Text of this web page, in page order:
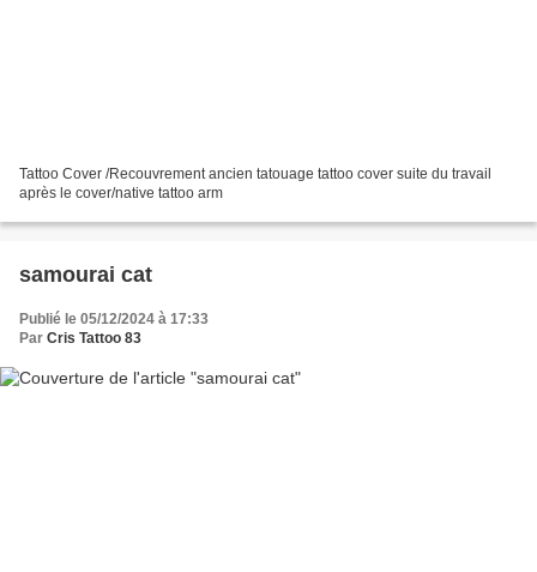
Tattoo Cover /Recouvrement ancien tatouage tattoo cover suite du travail
après le cover/native tattoo arm
samourai cat
Publié le 05/12/2024 à 17:33
Par Cris Tattoo 83